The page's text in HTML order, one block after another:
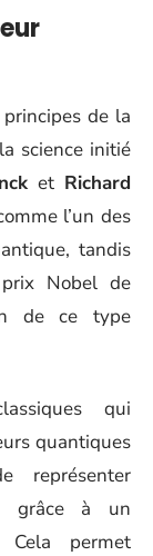
de la
science initié
et Richard
l’un des
tandis
Nobel de
de ce type
qui
quantiques
représenter
grâce à un
Cela permet